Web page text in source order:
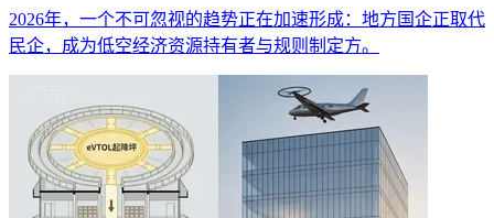
2026年，一个不可忽视的趋势正在加速形成：地方国企正取代
民企，成为低空经济资源持有者与规则制定方。